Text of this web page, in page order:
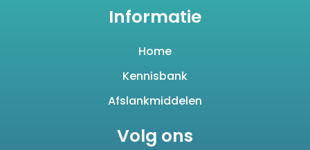
Informatie
Home
Kennisbank
Afslankmiddelen
Volg ons